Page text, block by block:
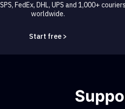
FedEx, DHL, UPS and 1,000+ couriers
worldwide.
Start free >